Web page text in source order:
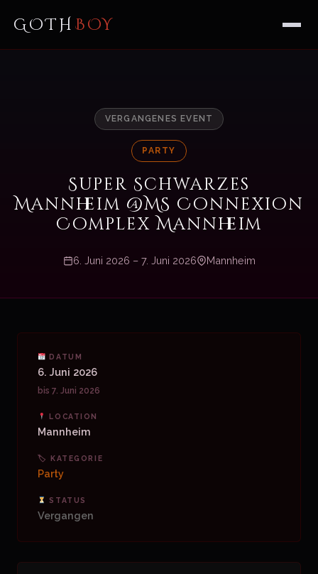
GOTH BOY
VERGANGENES EVENT
PARTY
Super Schwarzes
Mannheim @MS Connexion
Complex Mannheim
6. Juni 2026 – 7. Juni 2026 Mannheim
DATUM
6. Juni 2026
bis 7. Juni 2026
LOCATION
Mannheim
🏷 KATEGORIE
Party
STATUS
Vergangen